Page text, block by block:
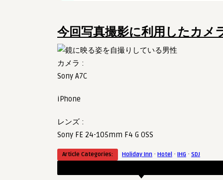
今回写真撮影に利用したカメ
カメラ :
Sony A7C
iPhone
レンズ :
Sony FE 24-105mm F4 G OSS
Article Categories: Holiday Inn · Hotel · IHG · SDJ